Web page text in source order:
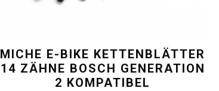
MICHE E-BIKE KETTENBLÄTTER
14 ZÄHNE BOSCH GENERATION
2 KOMPATIBEL